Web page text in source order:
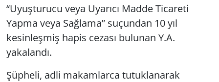
“Uyuşturucu veya Uyarıcı Madde Ticareti
Yapma veya Sağlama” suçundan 10 yıl
kesinleşmiş hapis cezası bulunan Y.A.
yakalandı.
Şüpheli, adli makamlarca tutuklanarak